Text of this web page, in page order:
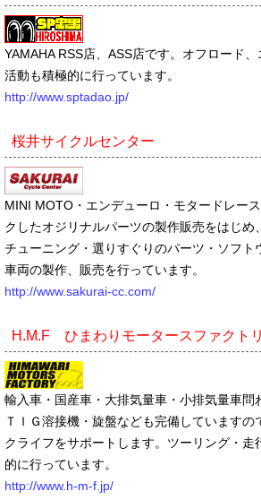
YAMAHA RSS店、ASS店です。オフロード
活動も積極的に行っています。
http://www.sptadao.jp/
桜井サイクルセンター
MINI MOTO・エンデューロ・モタードレー
クしたオジリナルパーツの製作販売をはじめ
チューニング・選りすぐりのパーツ・ソフト
車両の製作、販売を行っています。
http://www.sakurai-cc.com/
H.M.F ひまわりモータースファクト
輸入車・国産車・大排気量車・小排気量車問
ＴＩＧ溶接機・旋盤なども完備していますの
クライフをサポートします。ツーリング・走
的に行っています。
http://www.h-m-f.jp/